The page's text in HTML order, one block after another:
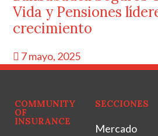
Vida y Pensiones
crecimiento
7 mayo, 2025
COMMUNITY
OF
INSURANCE
SECCIONES
Mercado